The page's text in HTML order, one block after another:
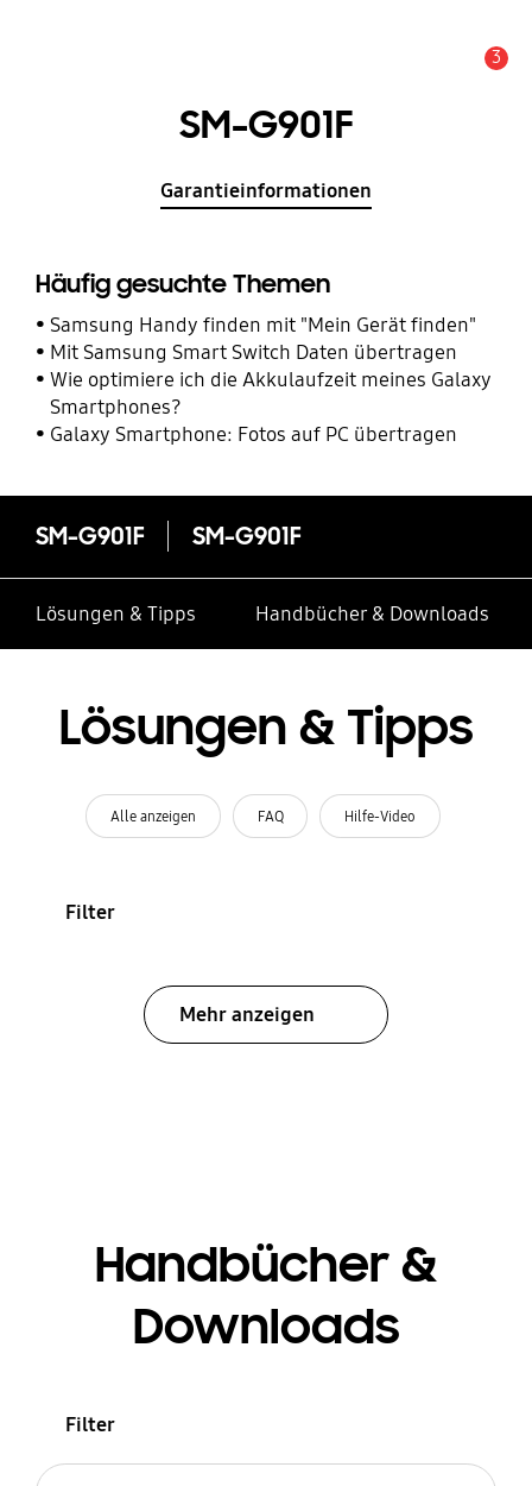
3
SM-G901F
Garantieinformationen
Häufig gesuchte Themen
Samsung Handy finden mit "Mein Gerät finden"
Mit Samsung Smart Switch Daten übertragen
Wie optimiere ich die Akkulaufzeit meines Galaxy
Smartphones?
Galaxy Smartphone: Fotos auf PC übertragen
SM-G901F SM-G901F
Lösungen & Tipps Handbücher & Downloads
Lösungen & Tipps
Alle anzeigen FAQ Hilfe-Video
Filter
Mehr anzeigen
Handbücher &
Downloads
Filter